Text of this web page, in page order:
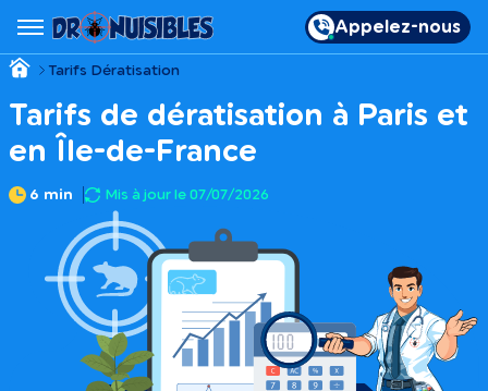
Appelez-nous
Tarifs Dératisation
Tarifs de dératisation à Paris et
en Île-de-France
6 min Mis à jour le 07/07/2026